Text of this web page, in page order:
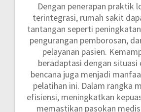
Dengan penerapan praktik
terintegrasi, rumah sakit
tantangan seperti
pengurangan pemborosan,
pelayanan pasien.
beradaptasi dengan situasi
bencana juga menjadi
pelatihan ini. Dalam rangka
efisiensi, meningkatkan
memastikan pasokan